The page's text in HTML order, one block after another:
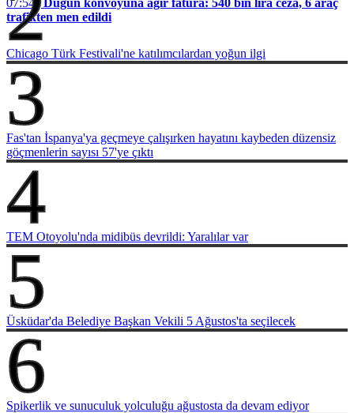
trafikten men edildi
Chicago Türk Festivali'ne katılımcılardan yoğun ilgi
3
Fas'tan İspanya'ya geçmeye çalışırken hayatını kaybeden düzensiz
göçmenlerin sayısı 57'ye çıktı
4
TEM Otoyolu'nda midibüs devrildi: Yaralılar var
5
Üsküdar'da Belediye Başkan Vekili 5 Ağustos'ta seçilecek
6
Spikerlik ve sunuculuk yolculuğu ağustosta da devam ediyor